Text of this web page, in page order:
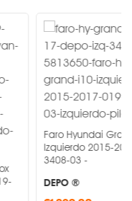
Hyundai Grand I10
Izquierdo 2015-2017 019-
®